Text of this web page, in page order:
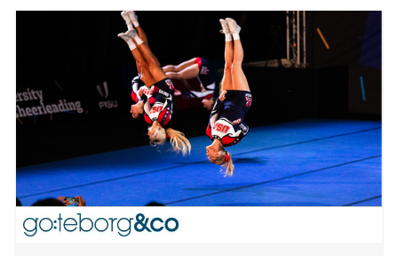
satsningen stärks både cheerleadingens utveckling i norra
Sverige och Umeås position som en attraktiv idrotts- och
evenemangsstad.